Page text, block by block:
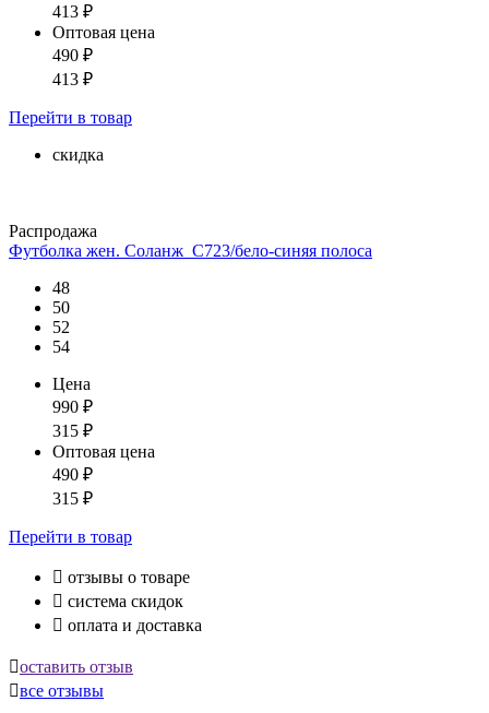
413 ₽
Оптовая цена
490 ₽
413 ₽
Перейти в товар
скидка
Распродажа
Футболка жен. Соланж_С723/бело-синяя полоса
48
50
52
54
Цена
990 ₽
315 ₽
Оптовая цена
490 ₽
315 ₽
Перейти в товар
 отзывы о товаре
 система скидок
 оплата и доставка
оставить отзыв
все отзывы